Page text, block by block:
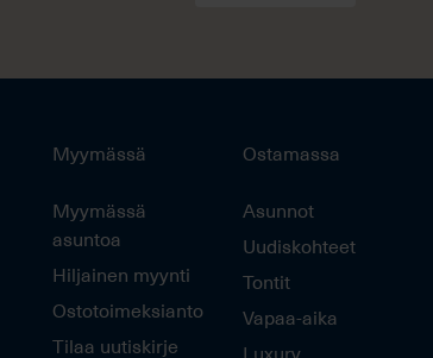
Myymässä
Myymässä
asuntoa
Hiljainen myynti
Ostotoimeksianto
Tilaa uutiskirje
Ostamassa
Asunnot
Uudiskohteet
Tontit
Vapaa-aika
Luxury